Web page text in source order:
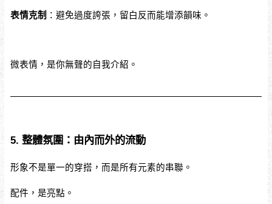
表情克制 ：避免過度誇張，留白反而能增添韻味。
微表情，是你無聲的自我介紹。
5. 整體氛圍：由內而外的流動
形象不是單一的穿搭，而是所有元素的串聯。
配件，是亮點。